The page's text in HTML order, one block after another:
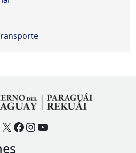
X Facebook
Instagram
YouTube